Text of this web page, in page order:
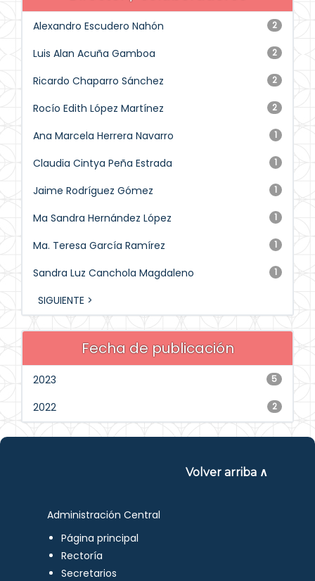
2
Alexandro Escudero Nahón
2
Luis Alan Acuña Gamboa
2
Ricardo Chaparro Sánchez
2
Rocío Edith López Martínez
1
Ana Marcela Herrera Navarro
1
Claudia Cintya Peña Estrada
1
Jaime Rodríguez Gómez
1
Ma Sandra Hernández López
1
Ma. Teresa García Ramírez
1
Sandra Luz Canchola Magdaleno
SIGUIENTE >
Fecha de publicación
5
2023
2
2022
Volver arriba ∧
Administración Central
Página principal
Rectoría
Secretarios